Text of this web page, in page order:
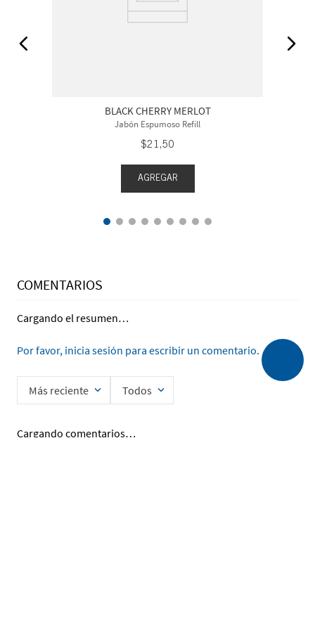
BLACK CHERRY MERLOT
Jabón Espumoso Refill
$21 ,50
AGREGAR
COMENTARIOS
Cargando el resumen…
Por favor, inicia sesión para escribir un comentario.
Más reciente Todos
Cargando comentarios…